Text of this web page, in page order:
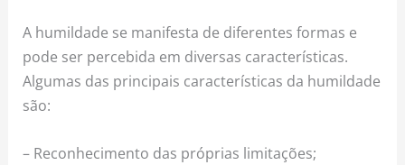
A humildade se manifesta de diferentes formas e
pode ser percebida em diversas características.
Algumas das principais características da humildade
são:
– Reconhecimento das próprias limitações;